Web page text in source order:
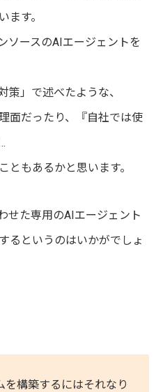
ます。
ソースのAIエージェントを
策」で述べたような、
面だったり、『自社では使
ともあるかと思います。
せた専用のAIエージェント
るというのはいかがでしょ
構築するにはそれなり